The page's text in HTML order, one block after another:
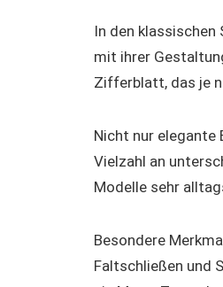
In den klassischen
mit ihrer
Zifferblatt, das je
Nicht nur elegante
Vielzahl an
Modelle sehr
Besondere
Faltschließen und